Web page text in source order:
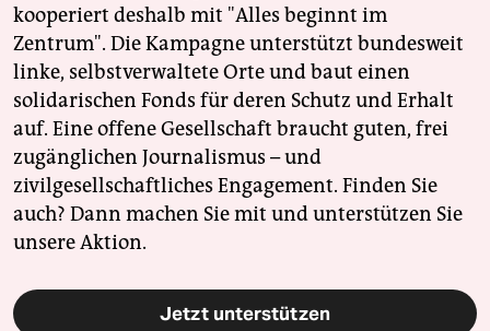
kooperiert deshalb mit "Alles beginnt im
Zentrum". Die Kampagne unterstützt bundesweit
linke, selbstverwaltete Orte und baut einen
solidarischen Fonds für deren Schutz und Erhalt
auf. Eine offene Gesellschaft braucht guten, frei
zugänglichen Journalismus – und
zivilgesellschaftliches Engagement. Finden Sie
auch? Dann machen Sie mit und unterstützen Sie
unsere Aktion.
Jetzt unterstützen